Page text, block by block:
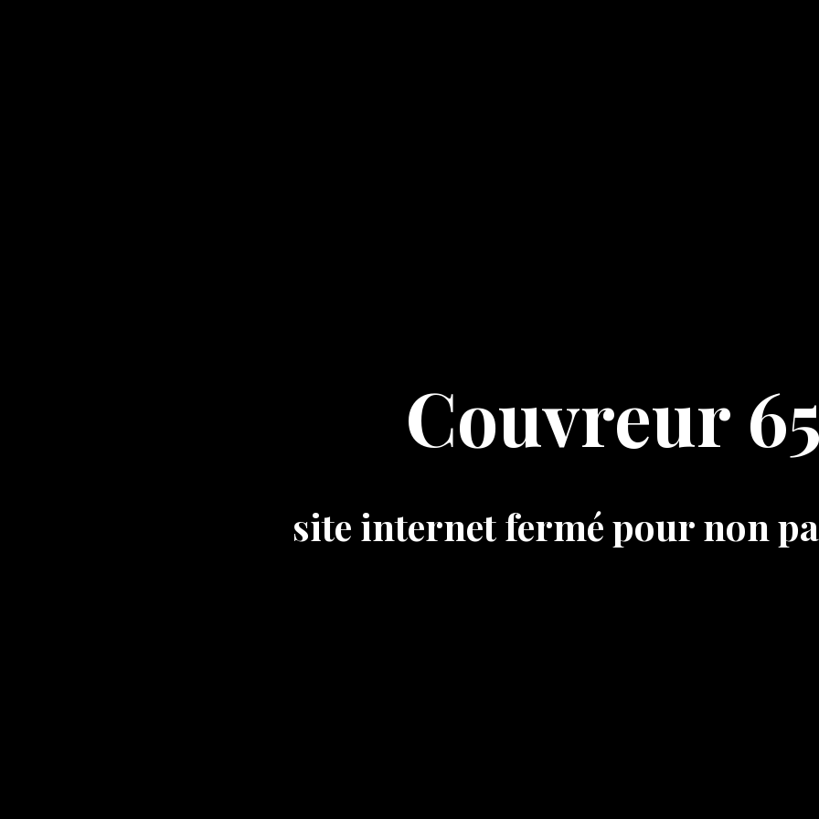
Couvreur 65
site internet fermé pour non